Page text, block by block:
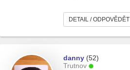
DETAIL / ODPOVĚDĚT
danny (52)
Trutnov